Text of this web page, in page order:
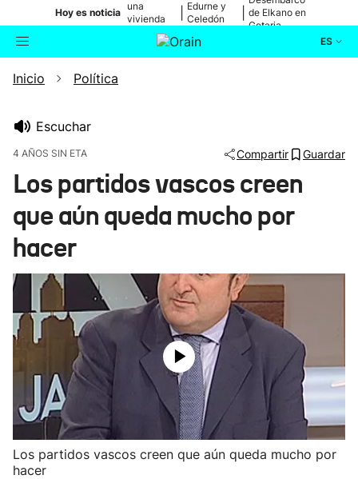
Hoy es noticia
una
vivienda
de Bilbao
Edurne y
Celedón
de Elkano en
Getaria
ES
Buscador
Ikusmiran
Inicio Política
Escuchar
4 AÑOS SIN ETA Compartir Guardar
Los partidos vascos creen
que aún queda mucho por
hacer
Los partidos vascos creen que aún queda mucho por
hacer